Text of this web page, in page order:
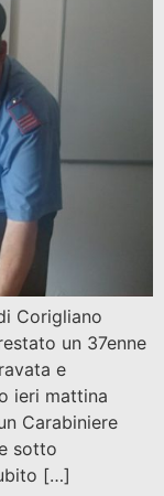
Corigliano
un 37enne
e
ieri mattina
Carabiniere
sotto
[…]